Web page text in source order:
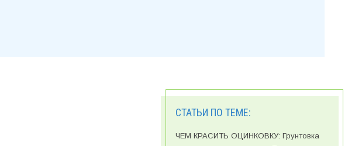
СТАТЬИ ПО ТЕМЕ:
ЧЕМ КРАСИТЬ ОЦИНКОВКУ: Грунтовка